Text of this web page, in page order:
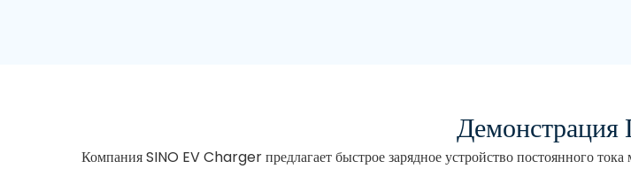
Демонстрация
Компания SINO EV Charger предлагает быстрое зарядное устройство постоянного